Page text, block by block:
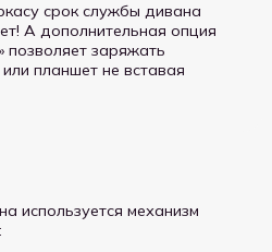
срок службы дивана
А дополнительная опция
позволяет заряжать
планшет не вставая
используется механизм